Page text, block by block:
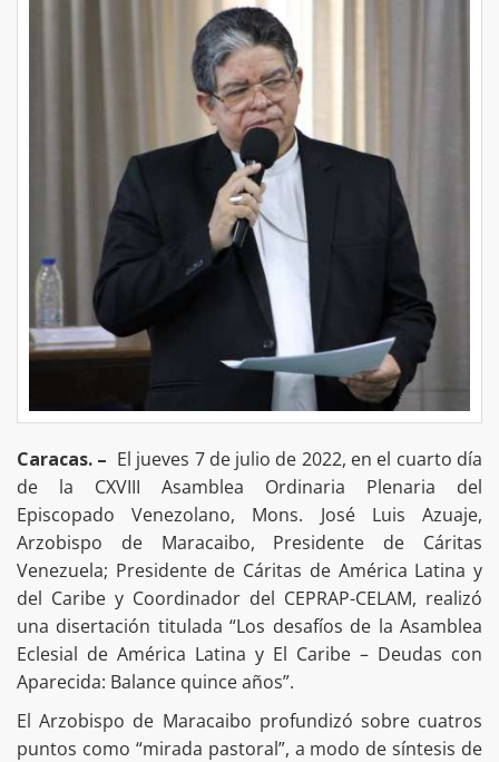
Caracas. – El jueves 7 de julio de 2022, en el cuarto día
de la CXVIII Asamblea Ordinaria Plenaria del
Episcopado Venezolano, Mons. José Luis Azuaje,
Arzobispo de Maracaibo, Presidente de Cáritas
Venezuela; Presidente de Cáritas de América Latina y
del Caribe y Coordinador del CEPRAP-CELAM, realizó
una disertación titulada “Los desafíos de la Asamblea
Eclesial de América Latina y El Caribe – Deudas con
Aparecida: Balance quince años”.
El Arzobispo de Maracaibo profundizó sobre cuatros
puntos como “mirada pastoral”, a modo de síntesis de